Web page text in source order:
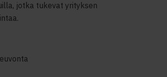
jotka tukevat yrityksen